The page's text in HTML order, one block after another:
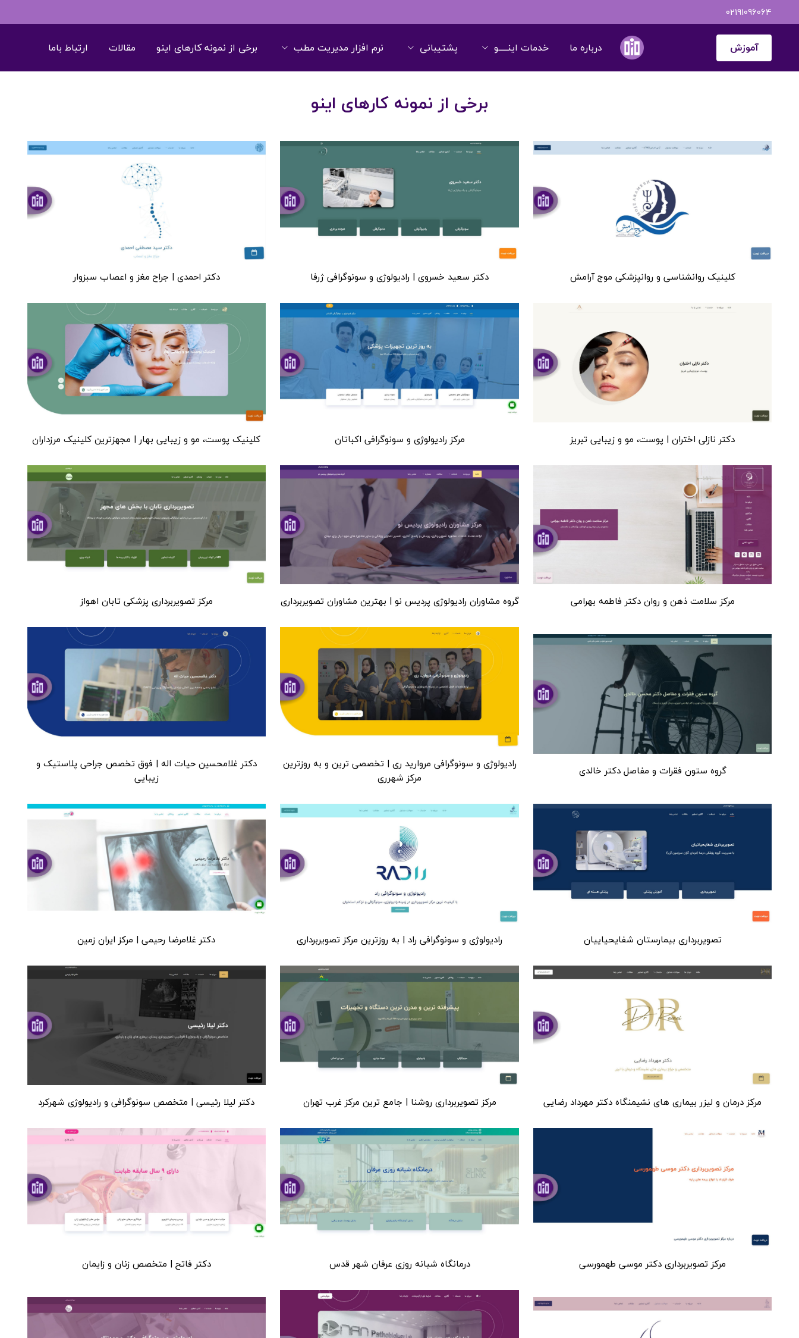
02191096064
آموزش درباره ما خدمات اینـــــو پشتیبانی نرم افزار مدیریت مطب برخی از نمونه کارهای اینو مقالات ارتباط باما
برخی از نمونه کارهای اینو
کلینیک روانشناسی و روانپزشکی موج آرامش دکتر سعید خسروی | رادیولوژی و سونوگرافی ژرفا دکتر احمدی | جراح مغز و اعصاب سبزوار
دکتر نازلی اختران | پوست، مو و زیبایی تبریز مرکز رادیولوژی و سونوگرافی اکباتان کلینیک پوست، مو و زیبایی بهار | مجهزترین کلینیک مرزداران
مرکز سلامت ذهن و روان دکتر فاطمه بهرامی گروه مشاوران رادیولوژی پردیس نو | بهترین مشاوران تصویربرداری مرکز تصویربرداری پزشکی تابان اهواز
گروه ستون فقرات و مفاصل دکتر خالدی
رادیولوژی و سونوگرافی مروارید ری | تخصصی ترین و به روزترین
مرکز شهرری
دکتر غلامحسین حیات اله | فوق تخصص جراحی پلاستیک و
زیبایی
تصویربرداری بیمارستان شفایحیاییان رادیولوژی و سونوگرافی راد | به روزترین مرکز تصویربرداری دکتر غلامرضا رحیمی | مرکز ایران زمین
مركز درمان و ليزر بیماری های نشيمنگاه دكتر مهرداد رضایی مرکز تصویربرداری روشنا | جامع ترین مرکز غرب تهران دکتر لیلا رئیسی | متخصص سونوگرافی و رادیولوژی شهرکرد
مرکز تصویربرداری دکتر موسی طهمورسی درمانگاه شبانه روزی عرفان شهر قدس دکتر فاتح | متخصص زنان و زایمان